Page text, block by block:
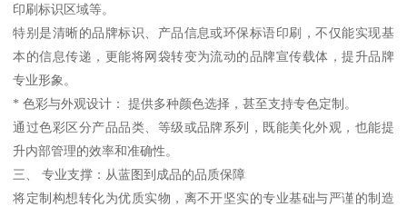
印刷标识区域等。
特别是清晰的品牌标识、产品信息或环保标语印刷，不仅能实现基
本的信息传递，更能将网袋转变为流动的品牌宣传载体，提升品牌
专业形象。
* 色彩与外观设计： 提供多种颜色选择，甚至支持专色定制。
通过色彩区分产品品类、等级或品牌系列，既能美化外观，也能提
升内部管理的效率和准确性。
三、 专业支撑：从蓝图到成品的品质保障
将定制构想转化为优质实物，离不开坚实的专业基础与严谨的制造